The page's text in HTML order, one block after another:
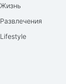
Жизнь
Развлечения
Lifestyle